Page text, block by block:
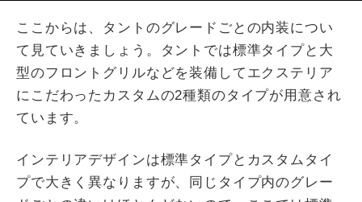
ここからは、タントのグレードごとの内装につい
て見ていきましょう。タントでは標準タイプと大
型のフロントグリルなどを装備してエクステリア
にこだわったカスタムの2種類のタイプが用意され
ています。
インテリアデザインは標準タイプとカスタムタイ
プで大きく異なりますが、同じタイプ内のグレー